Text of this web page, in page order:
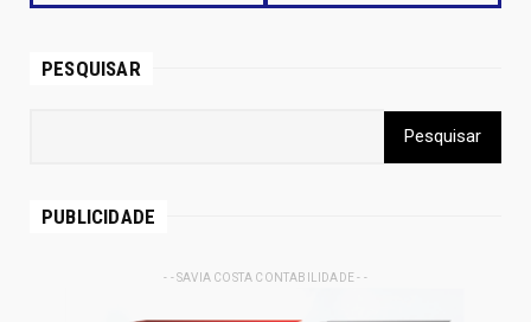
PESQUISAR
PUBLICIDADE
- - SAVIA COSTA CONTABILIDADE - -